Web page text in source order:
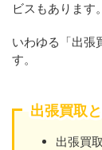
ビスもあります。
いわゆる「出張
す。
出張買取
出張買